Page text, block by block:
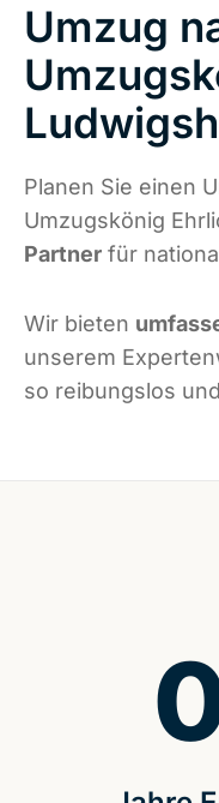
Umzug
Planen Sie einen
Umzugskönig
Partner für
Wir bieten
unserem
so reibungslos